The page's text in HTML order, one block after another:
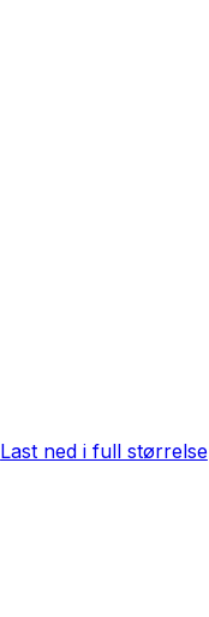
Last ned i full størrelse